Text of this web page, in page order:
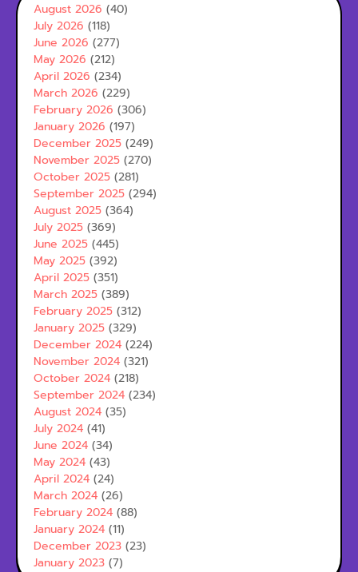
August 2026 (40)
July 2026 (118)
June 2026 (277)
May 2026 (212)
April 2026 (234)
March 2026 (229)
February 2026 (306)
January 2026 (197)
December 2025 (249)
November 2025 (270)
October 2025 (281)
September 2025 (294)
August 2025 (364)
July 2025 (369)
June 2025 (445)
May 2025 (392)
April 2025 (351)
March 2025 (389)
February 2025 (312)
January 2025 (329)
December 2024 (224)
November 2024 (321)
October 2024 (218)
September 2024 (234)
August 2024 (35)
July 2024 (41)
June 2024 (34)
May 2024 (43)
April 2024 (24)
March 2024 (26)
February 2024 (88)
January 2024 (11)
December 2023 (23)
January 2023 (7)